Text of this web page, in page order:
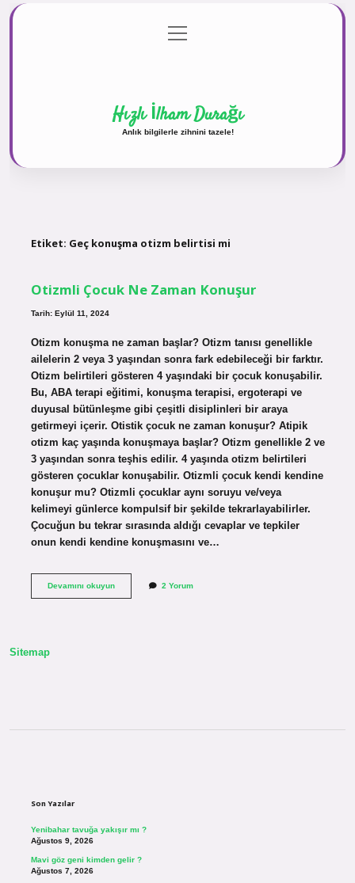
Gizlilik Politikası
menüyü
aç
Hızlı İlham Durağı
Anlık bilgilerle zihnini tazele!
Etiket: Geç konuşma otizm belirtisi mi
Otizmli Çocuk Ne Zaman Konuşur
Tarih: Eylül 11, 2024
Otizm konuşma ne zaman başlar? Otizm tanısı genellikle
ailelerin 2 veya 3 yaşından sonra fark edebileceği bir farktır.
Otizm belirtileri gösteren 4 yaşındaki bir çocuk konuşabilir.
Bu, ABA terapi eğitimi, konuşma terapisi, ergoterapi ve
duyusal bütünleşme gibi çeşitli disiplinleri bir araya
getirmeyi içerir. Otistik çocuk ne zaman konuşur? Atipik
otizm kaç yaşında konuşmaya başlar? Otizm genellikle 2 ve
3 yaşından sonra teşhis edilir. 4 yaşında otizm belirtileri
gösteren çocuklar konuşabilir. Otizmli çocuk kendi kendine
konuşur mu? Otizmli çocuklar aynı soruyu ve/veya
kelimeyi günlerce kompulsif bir şekilde tekrarlayabilirler.
Çocuğun bu tekrar sırasında aldığı cevaplar ve tepkiler
onun kendi kendine konuşmasını ve…
Devamını okuyunOtizmli
2 Yorum
Sitemap
Son Yazılar
Yenibahar tavuğa yakışır mı ?
Ağustos 9, 2026
Mavi göz geni kimden gelir ?
Ağustos 7, 2026